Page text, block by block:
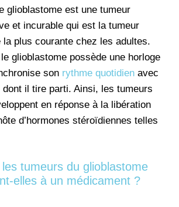
glioblastome est une tumeur
et incurable qui est la tumeur
la plus courante chez les adultes.
glioblastome possède une horloge
son rythme quotidien avec
il tire parti. Ainsi, les tumeurs
en réponse à la libération
d’hormones stéroïdiennes telles
tumeurs du glioblastome
elles à un médicament ?